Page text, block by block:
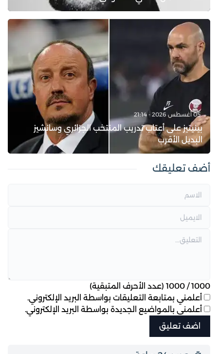
05 أغسطس 2026 - 21:14
بينيتيز على أعتاب تدريب المنتخب الجزائري وسانشيز
البديل الأقرب
أضف تعليقك
1000
/
1000 (عدد الأحرف المتبقية)
أعلمني بمتابعة التعليقات بواسطة البريد الإلكتروني.
أعلمني بالمواضيع الجديدة بواسطة البريد الإلكتروني.